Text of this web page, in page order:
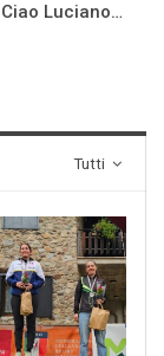
Ciao Luciano…
Tutti